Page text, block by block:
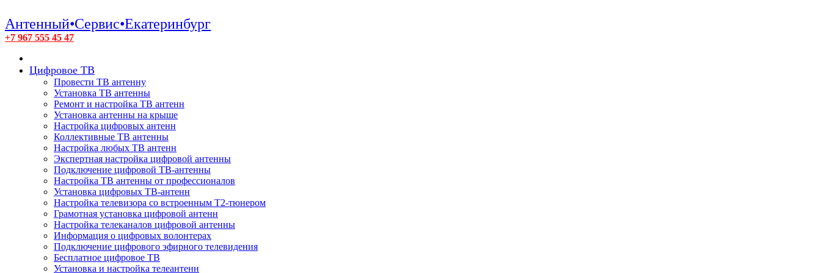
Антенный•Сервис•Екатеринбург
+7 967 555 45 47
Цифровое ТВ
Провести ТВ антенну
Установка ТВ антенны
Ремонт и настройка ТВ антенн
Установка антенны на крыше
Настройка цифровых антенн
Коллективные ТВ антенны
Настройка любых ТВ антенн
Экспертная настройка цифровой антенны
Подключение цифровой ТВ-антенны
Настройка ТВ антенны от профессионалов
Установка цифровых ТВ-антенн
Настройка телевизора со встроенным T2-тюнером
Грамотная установка цифровой антенн
Настройка телеканалов цифровой антенны
Информация о цифровых волонтерах
Подключение цифрового эфирного телевидения
Бесплатное цифровое ТВ
Установка и настройка телеантенн